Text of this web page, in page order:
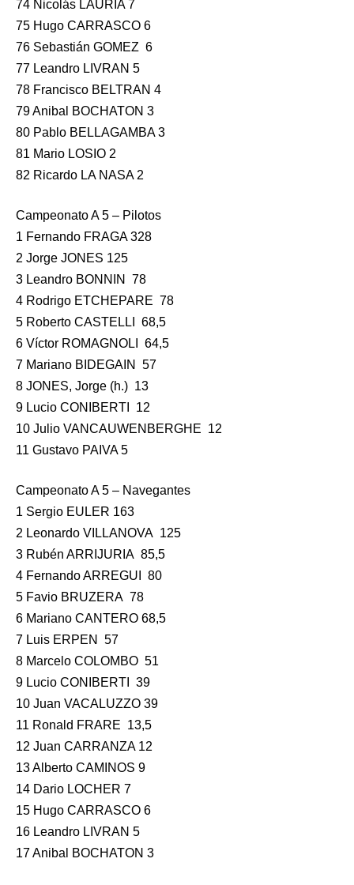
74 Nicolás LAURIA 7
75 Hugo CARRASCO 6
76 Sebastián GOMEZ 6
77 Leandro LIVRAN 5
78 Francisco BELTRAN 4
79 Anibal BOCHATON 3
80 Pablo BELLAGAMBA 3
81 Mario LOSIO 2
82 Ricardo LA NASA 2
Campeonato A 5 – Pilotos
1 Fernando FRAGA 328
2 Jorge JONES 125
3 Leandro BONNIN 78
4 Rodrigo ETCHEPARE 78
5 Roberto CASTELLI 68,5
6 Víctor ROMAGNOLI 64,5
7 Mariano BIDEGAIN 57
8 JONES, Jorge (h.) 13
9 Lucio CONIBERTI 12
10 Julio VANCAUWENBERGHE 12
11 Gustavo PAIVA 5
Campeonato A 5 – Navegantes
1 Sergio EULER 163
2 Leonardo VILLANOVA 125
3 Rubén ARRIJURIA 85,5
4 Fernando ARREGUI 80
5 Favio BRUZERA 78
6 Mariano CANTERO 68,5
7 Luis ERPEN 57
8 Marcelo COLOMBO 51
9 Lucio CONIBERTI 39
10 Juan VACALUZZO 39
11 Ronald FRARE 13,5
12 Juan CARRANZA 12
13 Alberto CAMINOS 9
14 Dario LOCHER 7
15 Hugo CARRASCO 6
16 Leandro LIVRAN 5
17 Anibal BOCHATON 3